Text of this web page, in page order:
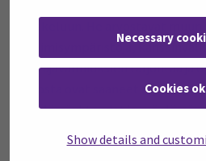
Necessary
Cookies
Show details and
oppimisympäristöjä,
yrittäjävalmiuksien tarjontaa ja
Kiitosta ovat saaneet myös
työelämäyhteydet ja
Kansallinen